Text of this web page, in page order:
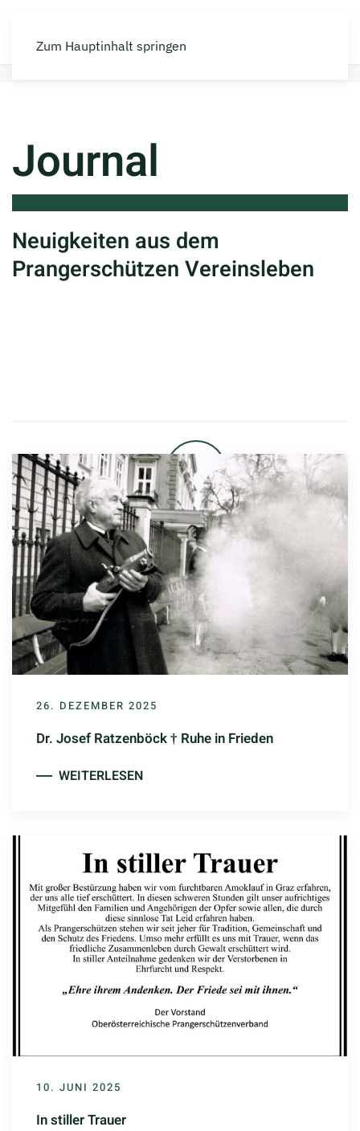
Zum Hauptinhalt springen
Journal
Neuigkeiten aus dem
Prangerschützen Vereinsleben
26. DEZEMBER 2025
Dr. Josef Ratzenböck † Ruhe in Frieden
WEITERLESEN
10. JUNI 2025
In stiller Trauer